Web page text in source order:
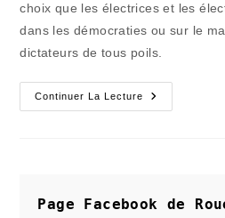
choix que les électrices et les
dans les démocraties ou sur le
dictateurs de tous poils.
Continuer La Lecture
Subsistera-
T-
Véritables
Contre-
Page Facebook de